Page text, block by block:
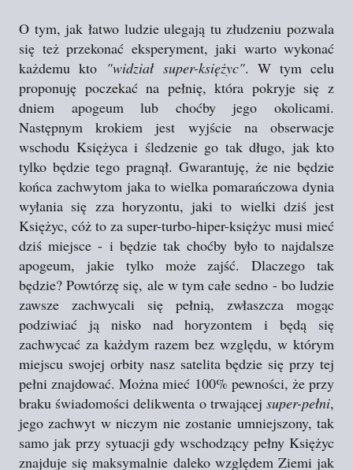
O tym, jak łatwo ludzie ulegają tu złudzeniu pozwala
się też przekonać eksperyment, jaki warto wykonać
każdemu kto "widział super-księżyc". W tym celu
proponuję poczekać na pełnię, która pokryje się z
dniem apogeum lub choćby jego okolicami.
Następnym krokiem jest wyjście na obserwacje
wschodu Księżyca i śledzenie go tak długo, jak kto
tylko będzie tego pragnął. Gwarantuję, że nie będzie
końca zachwytom jaka to wielka pomarańczowa dynia
wyłania się zza horyzontu, jaki to wielki dziś jest
Księżyc, cóż to za super-turbo-hiper-księżyc musi mieć
dziś miejsce - i będzie tak choćby było to najdalsze
apogeum, jakie tylko może zajść. Dlaczego tak
będzie? Powtórzę się, ale w tym całe sedno - bo ludzie
zawsze zachwycali się pełnią, zwłaszcza mogąc
podziwiać ją nisko nad horyzontem i będą się
zachwycać za każdym razem bez względu, w którym
miejscu swojej orbity nasz satelita będzie się przy tej
pełni znajdować. Można mieć 100% pewności, że przy
braku świadomości delikwenta o trwającej super-pełni,
jego zachwyt w niczym nie zostanie umniejszony, tak
samo jak przy sytuacji gdy wschodzący pełny Księżyc
znajduje się maksymalnie daleko względem Ziemi jak